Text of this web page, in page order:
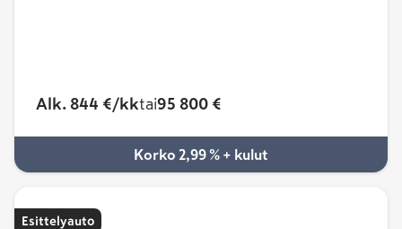
Alk. 844 €/kktai95 800 €
Korko 2,99 % + kulut
Esittelyauto